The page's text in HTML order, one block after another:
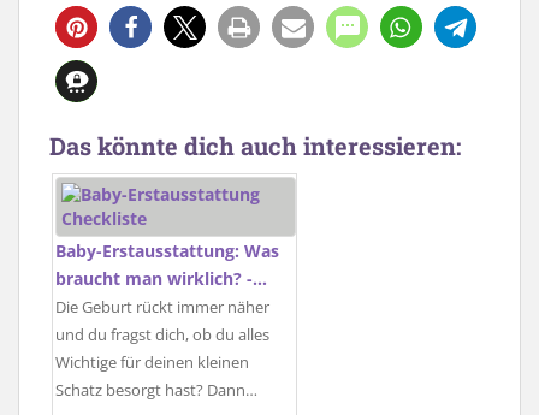
Das könnte dich auch interessieren:
Baby-Erstausstattung: Was
braucht man wirklich? -…
Die Geburt rückt immer näher
und du fragst dich, ob du alles
Wichtige für deinen kleinen
Schatz besorgt hast? Dann…